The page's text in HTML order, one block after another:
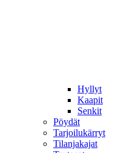
Hyllyt
Kaapit
Senkit
Pöydät
Tarjoilukärryt
Tilanjakajat